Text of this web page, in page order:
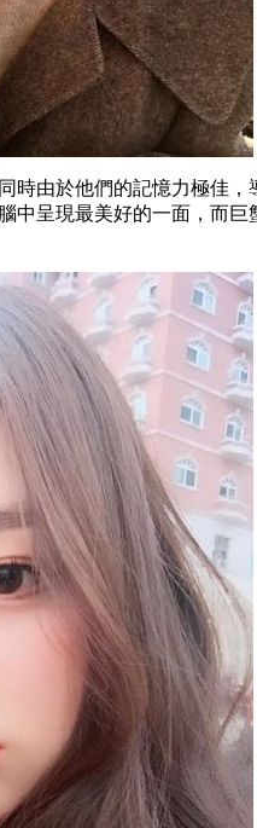
時由於他們的記憶力極佳，
中呈現最美好的一面，而巨